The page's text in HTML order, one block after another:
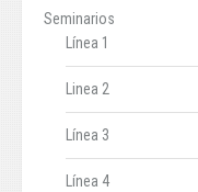
Seminarios
Línea 1
Linea 2
Línea 3
Línea 4